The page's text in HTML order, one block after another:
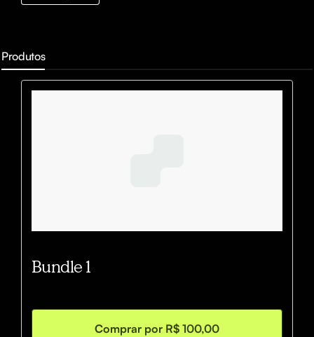
Produtos
Bundle 1
Comprar por R$ 100,00